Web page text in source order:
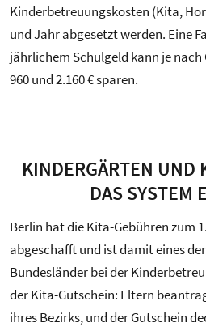
Kinderbetreuungskosten (Kita,
und Jahr abgesetzt werden. Eine
jährlichem Schulgeld kann je nach
960 und 2.160 € sparen.
KINDERGÄRTEN UND
DAS SYSTEM
Berlin hat die Kita-Gebühren zum
abgeschafft und ist damit eines
Bundesländer bei der
der Kita-Gutschein: Eltern
ihres Bezirks, und der Gutschein